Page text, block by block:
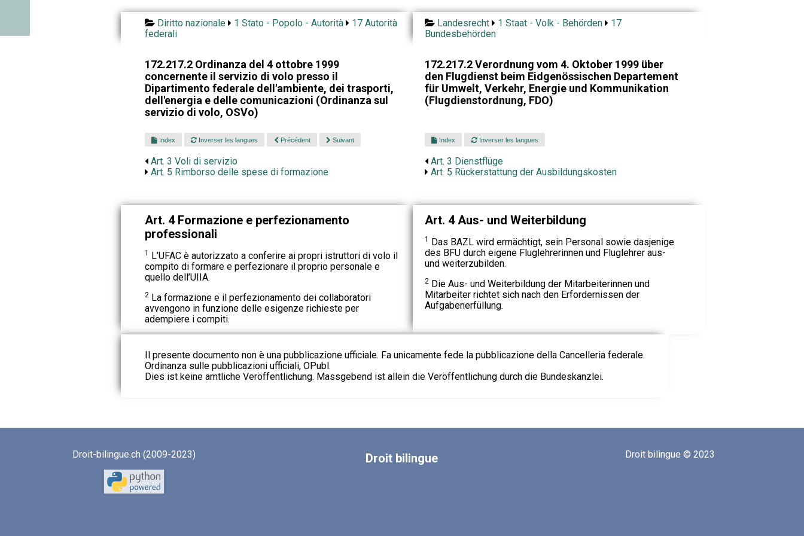
Diritto nazionale 1 Stato - Popolo - Autorità
17 Autorità
federali
Landesrecht 1 Staat - Volk - Behörden
17
Bundesbehörden
172.217.2 Ordinanza del 4 ottobre 1999
concernente il servizio di volo presso il
Dipartimento federale dell'ambiente, dei trasporti,
dell'energia e delle comunicazioni (Ordinanza sul
servizio di volo, OSVo)
172.217.2 Verordnung vom 4. Oktober 1999 über
den Flugdienst beim Eidgenössischen Departement
für Umwelt, Verkehr, Energie und Kommunikation
(Flugdienstordnung, FDO)
Index Inverser les langues Précédent Suivant
Art. 3 Voli di servizio
Art. 5 Rimborso delle spese di formazione
Index Inverser les langues
Art. 3 Dienstflüge
Art. 5 Rückerstattung der Ausbildungskosten
Art. 4 Formazione e perfezionamento
professionali
1 L’UFAC è autorizzato a conferire ai propri istruttori di volo il
compito di formare e perfezionare il proprio personale e
quello dell’UIIA.
2La formazione e il perfezionamento dei collaboratori
avvengono in funzione delle esigenze richieste per
adempiere i compiti.
Art. 4 Aus- und Weiterbildung
1 Das BAZL wird ermächtigt, sein Personal sowie dasjenige
des BFU durch eigene Fluglehrerinnen und Fluglehrer aus-
und weiterzubilden.
2Die Aus- und Weiterbildung der Mitarbeiterinnen und
Mitarbeiter richtet sich nach den Erfordernissen der
Aufgabenerfüllung.
Il presente documento non è una pubblicazione ufficiale. Fa unicamente fede la pubblicazione della Cancelleria federale.
Ordinanza sulle pubblicazioni ufficiali, OPubl.
Dies ist keine amtliche Veröffentlichung. Massgebend ist allein die Veröffentlichung durch die Bundeskanzlei.
Droit-bilingue.ch (2009-2023) Droit bilingue Droit bilingue © 2023